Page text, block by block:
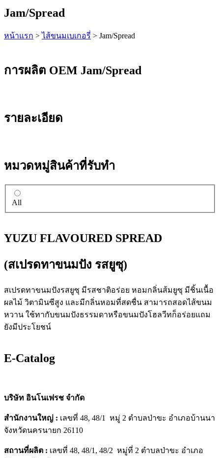
Jam/Spread
หน้าแรก >ไส้ขนมเบเกอรี่ > Jam/Spread
การผลิต OEM Jam/Spread
รายละเอียด
หมวดหมู่สินค้าที่รับทำ
All
YUZU FLAVOURED SPREAD
(สเปรดทาขนมปัง รสยูซุ)
สเปรดทาขนมปังรสยูซุ มีรสชาติอร่อย หอมกลิ่นส้มยูซุ มีชิ้นเนื้อ
ผลไม้ วิตามินซีสูง และมีกลิ่นหอมที่สดชื่น สามารถสอดไส้ขนม
หวาน ใช้ทากับขนมปังธรรมดาหรือขนมปังโฮลวีทก็อร่อยแถม
ยังมีประโยชน์
E-Catalog
บริษัท อินโนเฟรช จำกัด
สำนักงานใหญ่ : เลขที่ 48, 48/1 หมู่ 2 ตำบลป่าขะ อำเภอบ้านนา
จังหวัดนครนายก 26110
สถานที่ผลิต : เลขที่ 48, 48/1, 48/2 หมู่ที่ 2 ตำบลป่าขะ อำเภอ